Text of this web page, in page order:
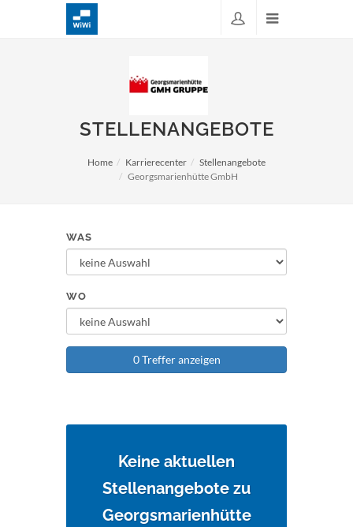
STELLENANGEBOTE
Home Karrierecenter
Stellenangebote
Georgsmarienhütte GmbH
WAS
WO
0 Treffer anzeigen
Keine aktuellen
Stellenangebote zu
Georgsmarienhütte